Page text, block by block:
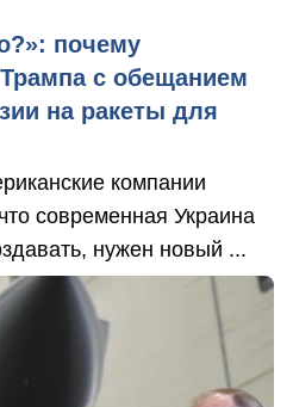
почему
с обещанием
на ракеты для
компании
современная Украина
нужен новый ...